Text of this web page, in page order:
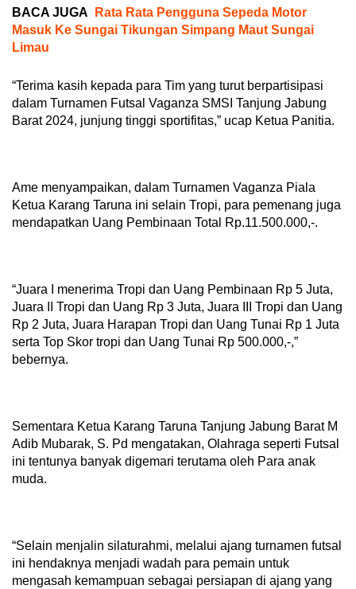
BACA JUGA
Rata Rata Pengguna Sepeda Motor
Masuk Ke Sungai Tikungan Simpang Maut Sungai
Limau
“Terima kasih kepada para Tim yang turut berpartisipasi
dalam Turnamen Futsal Vaganza SMSI Tanjung Jabung
Barat 2024, junjung tinggi sportifitas,” ucap Ketua Panitia.
Ame menyampaikan, dalam Turnamen Vaganza Piala
Ketua Karang Taruna ini selain Tropi, para pemenang juga
mendapatkan Uang Pembinaan Total Rp.11.500.000,-.
“Juara I menerima Tropi dan Uang Pembinaan Rp 5 Juta,
Juara II Tropi dan Uang Rp 3 Juta, Juara III Tropi dan Uang
Rp 2 Juta, Juara Harapan Tropi dan Uang Tunai Rp 1 Juta
serta Top Skor tropi dan Uang Tunai Rp 500.000,-,”
bebernya.
Sementara Ketua Karang Taruna Tanjung Jabung Barat M
Adib Mubarak, S. Pd mengatakan, Olahraga seperti Futsal
ini tentunya banyak digemari terutama oleh Para anak
muda.
“Selain menjalin silaturahmi, melalui ajang turnamen futsal
ini hendaknya menjadi wadah para pemain untuk
mengasah kemampuan sebagai persiapan di ajang yang